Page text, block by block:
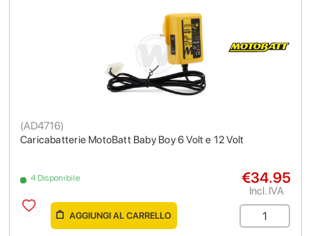
Caricabatterie MotoBatt Baby Boy 6 Volt e 12 Volt
(AD4716)
4 Disponibile €34.95
Incl. IVA
AGGIUNGI AL CARRELLO